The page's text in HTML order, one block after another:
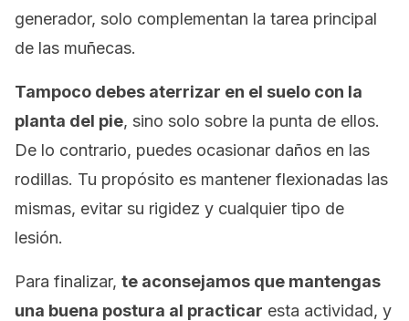
generador, solo complementan la tarea principal
de las muñecas.
Tampoco debes aterrizar en el suelo con la
planta del pie, sino solo sobre la punta de ellos.
De lo contrario, puedes ocasionar daños en las
rodillas. Tu propósito es mantener flexionadas las
mismas, evitar su rigidez y cualquier tipo de
lesión.
Para finalizar, te aconsejamos que mantengas
una buena postura al practicar esta actividad, y